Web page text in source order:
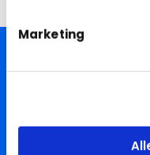
Marketing
Gebruikt u
Neem contact op — we